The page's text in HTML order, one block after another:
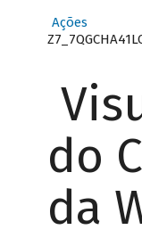
Ações
do
da